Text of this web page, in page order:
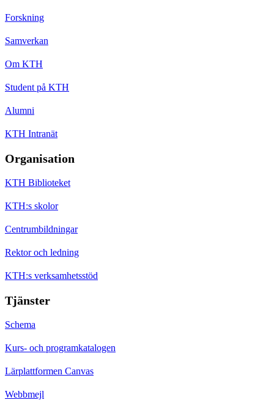
Forskning
Samverkan
Om KTH
Student på KTH
Alumni
KTH Intranät
Organisation
KTH Biblioteket
KTH:s skolor
Centrumbildningar
Rektor och ledning
KTH:s verksamhetsstöd
Tjänster
Schema
Kurs- och programkatalogen
Lärplattformen Canvas
Webbmejl